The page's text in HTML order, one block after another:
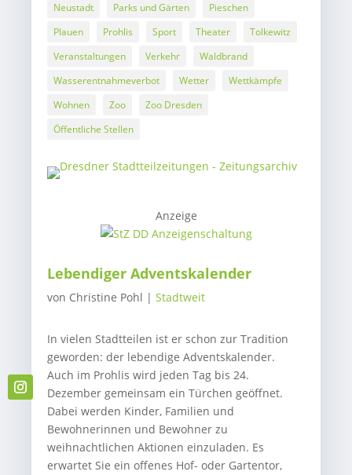
Neustadt
Parks und Gärten
Pieschen
Plauen
Prohlis Sport Theater
Tolkewitz
Veranstaltungen
Verkehr
Waldbrand
Wasserentnahmeverbot
Wetter
Wettkämpfe
Wohnen
Zoo
Zoo Dresden
Öffentliche Stellen
Anzeige
Lebendiger Adventskalender
von Christine Pohl |Stadtweit
In vielen Stadtteilen ist er schon zur Tradition
geworden: der lebendige Adventskalender.
Auch im Prohlis wird jeden Tag bis 24.
Dezember gemeinsam ein Türchen geöffnet.
Dabei werden Kinder, Familien und
Bewohnerinnen und Bewohner zu
weihnachtlichen Aktionen einzuladen. Es
erwartet Sie ein offenes Hof- oder Gartentor,